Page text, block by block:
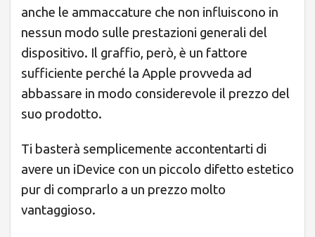
anche le ammaccature che non influiscono in
nessun modo sulle prestazioni generali del
dispositivo. Il graffio, però, è un fattore
sufficiente perché la Apple provveda ad
abbassare in modo considerevole il prezzo del
suo prodotto.
Ti basterà semplicemente accontentarti di
avere un iDevice con un piccolo difetto estetico
pur di comprarlo a un prezzo molto
vantaggioso.